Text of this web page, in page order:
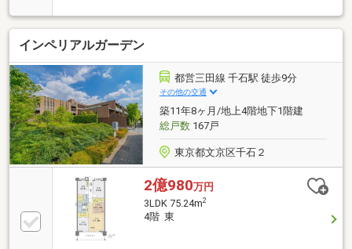
16.5帖×南西向きリビング!◇安心安全の2015年築×住宅
ローン減税対象!◇山手線【大塚】11分/丸ノ内線【新
大塚】9分!～～～～～～～～～～～～～～～～～～～
～～～◆頭金0円から購入可!長期低金利50年ローン!◆
提携銀行多数、住宅ローンご相談下さい!◆車でまとめ
てご案内!自宅まで送迎も可!◆年中無休!即日対応させ
ていただきます!◆5000円QUOプレゼントキャンペー
ン♪◆フジテレビ等でCM放映♪
インペリアルガーデン
都営三田線 千石駅 徒歩9分
その他の交通
築11年8ヶ月/地上4階地下1階建
総戸数167戸
東京都文京区千石２
2億980万円
3LDK 75.24m2
4階 東